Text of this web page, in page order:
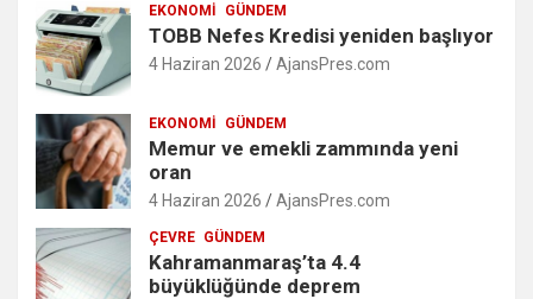
EKONOMI GÜNDEM
TOBB Nefes Kredisi yeniden başlıyor
4 Haziran 2026 AjansPres.com
EKONOMI GÜNDEM
Memur ve emekli zammında yeni
oran
4 Haziran 2026 AjansPres.com
ÇEVRE GÜNDEM
Kahramanmaraş’ta 4.4
büyüklüğünde deprem